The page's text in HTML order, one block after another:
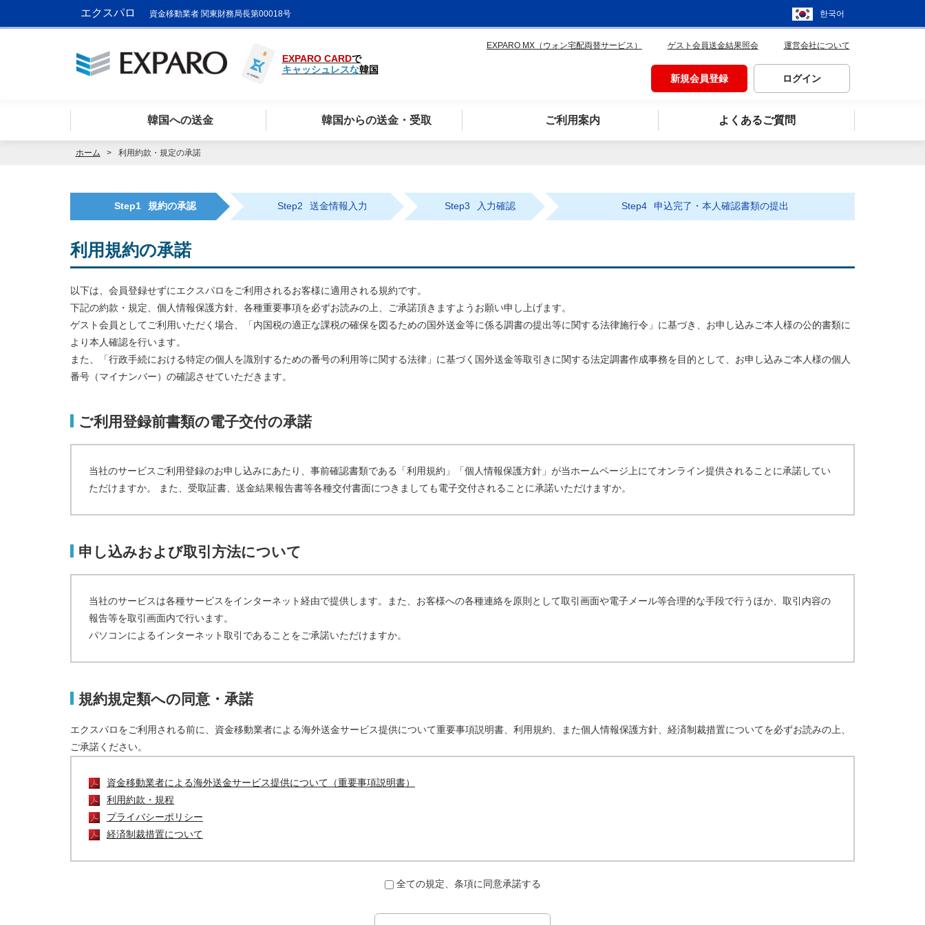
エクスパロ 資金移動業者 関東財務局長第00018号 한국어
EXPARO CARDで
キャッシュレスな韓国
EXPARO MX（ウォン宅配両替サービス） ゲスト会員送金結果照会 運営会社について
新規会員登録 ログイン
韓国への送金 韓国からの送金・受取 ご利用案内 よくあるご質問
ホーム 利用約款・規定の承諾
Step1 規約の承認 Step2 送金情報入力 Step3 入力確認 Step4 申込完了・本人確認書類の提出
利用規約の承諾
以下は、会員登録せずにエクスパロをご利用されるお客様に適用される規約です。
下記の約款・規定、個人情報保護方針、各種重要事項を必ずお読みの上、ご承諾頂きますようお願い申し上げます。
ゲスト会員としてご利用いただく場合、「内国税の適正な課税の確保を図るための国外送金等に係る調書の提出等に関する法律施行令」に基づき、お申し込みご本人様の公的書類に
より本人確認を行います。
また、「行政手続における特定の個人を識別するための番号の利用等に関する法律」に基づく国外送金等取引きに関する法定調書作成事務を目的として、お申し込みご本人様の個人
番号（マイナンバー）の確認させていただきます。
ご利用登録前書類の電子交付の承諾
当社のサービスご利用登録のお申し込みにあたり、事前確認書類である「利用規約」「個人情報保護方針」が当ホームページ上にてオンライン提供されることに承諾してい
ただけますか。 また、受取証書、送金結果報告書等各種交付書面につきましても電子交付されることに承諾いただけますか。
申し込みおよび取引方法について
当社のサービスは各種サービスをインターネット経由で提供します。また、お客様への各種連絡を原則として取引画面や電子メール等合理的な手段で行うほか、取引内容の
報告等を取引画面内で行います。
パソコンによるインターネット取引であることをご承諾いただけますか。
規約規定類への同意・承諾
エクスパロをご利用される前に、資金移動業者による海外送金サービス提供について重要事項説明書、利用規約、また個人情報保護方針、経済制裁措置についてを必ずお読みの上、
ご承諾ください。
資金移動業者による海外送金サービス提供について（重要事項説明書）
利用約款・規程
プライバシーポリシー
経済制裁措置について
全ての規定、条項に同意承諾する